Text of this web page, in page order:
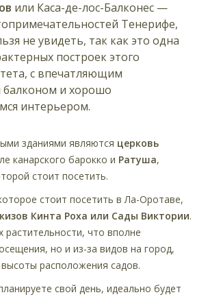
или Каса-де-лос-Балконес —
Тенерифе,
не увидеть, так как это одна
построек этого
с впечатляющим
и хорошо
интерьером.
зданиями являются церковь
канарского барокко и Ратуша,
стоит посетить.
стоит посетить в Ла-Оротаве,
Кинта Роха или Сады Виктории.
растительности, что вполне
но и из-за видов на город,
расположения садов.
свой день, идеально будет